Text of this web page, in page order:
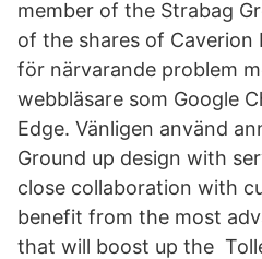
member of the Strabag
of the shares of
för närvarande problem
webbläsare som Google
Edge. Vänligen använd
Ground up design with
close collaboration with
benefit from the most
that will boost up the